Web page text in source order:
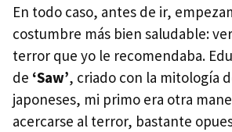
En todo caso, antes de ir,
costumbre más bien saludable:
terror que yo le recomendaba.
de ‘Saw’, criado con la mitología
japoneses, mi primo era otra
acercarse al terror, bastante